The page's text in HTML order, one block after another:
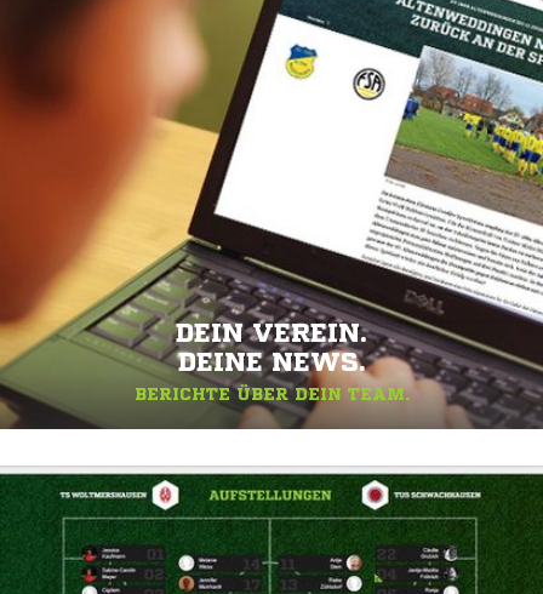
DEIN VEREIN.
DEINE NEWS.
BERICHTE ÜBER DEIN TEAM.